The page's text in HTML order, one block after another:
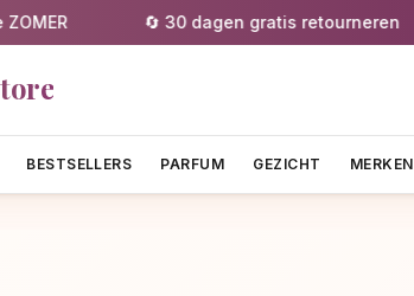
🔄 30 dagen gratis retourneren
BESTSELLERS PARFUM GEZICHT MERKEN